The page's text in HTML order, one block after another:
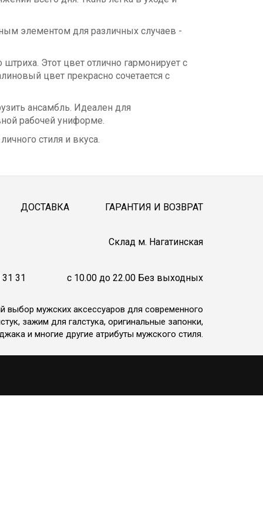
элементом для различных случаев -
Этот цвет отлично гармонирует с
цвет прекрасно сочетается с
ансамбль. Идеален для
рабочей униформе.
стиля и вкуса.
ДОСТАВКА ГАРАНТИЯ И ВОЗВРАТ
Cклад м. Нагатинская
31 c 10.00 до 22.00 Без выходных
выбор мужских аксессуаров для современного
зажим для галстука, оригинальные запонки,
и многие другие атрибуты мужского стиля.